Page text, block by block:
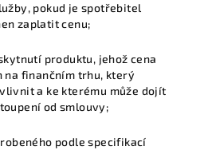
pokud je spotřebitel
zaplatit cenu;
produktu, jehož cena
na finančním trhu, který
a ke kterému může dojít
od smlouvy;
podle specifikací